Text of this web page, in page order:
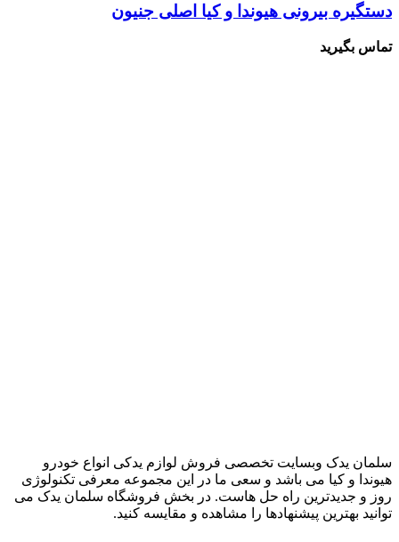
دستگیره بیرونی هیوندا و کیا اصلی جنیون
تماس بگیرید
سلمان یدک وبسایت تخصصی فروش لوازم یدکی انواع خودرو
هیوندا و کیا می باشد و سعی ما در این مجموعه معرفی تکنولوژی
روز و جدیدترین راه حل هاست. در بخش فروشگاه سلمان یدک می
توانید بهترین پیشنهادها را مشاهده و مقایسه کنید.